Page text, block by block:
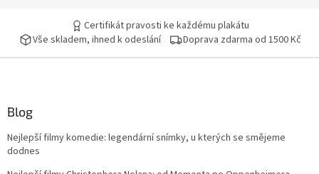
Petr Nárožný 33
Vilma Cibulková
Dagmar Havlová 32
Certifikát pravosti ke každému plakátu
Vše skladem, ihned k odeslání
Doprava zdarma od 1500 Kč
Blog
Nejlepší filmy komedie: legendární snímky, u kterých se smějeme
dodnes